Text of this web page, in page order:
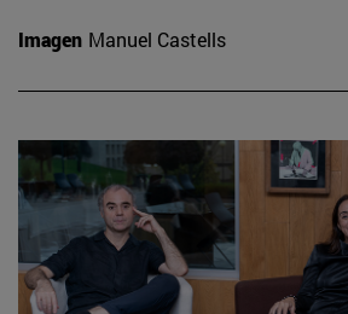
Imagen Manuel Castells